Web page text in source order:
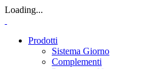
Loading...
Prodotti
Sistema Giorno
Complementi